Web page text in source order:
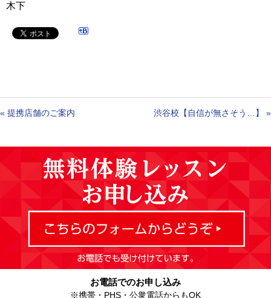
木下
« 提携店舗のご案内 渋谷校【自信が無さそう…】 »
お電話でのお申し込み
※携帯・PHS・公衆電話からもOK